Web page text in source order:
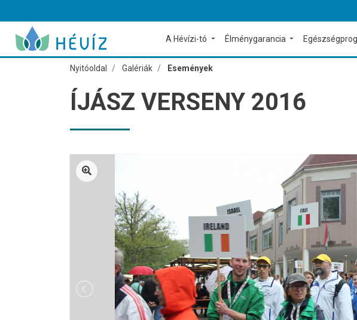
A Hévízi-tó Élménygarancia
Nyitóoldal Galériák Események
ÍJÁSZ VERSENY 2016